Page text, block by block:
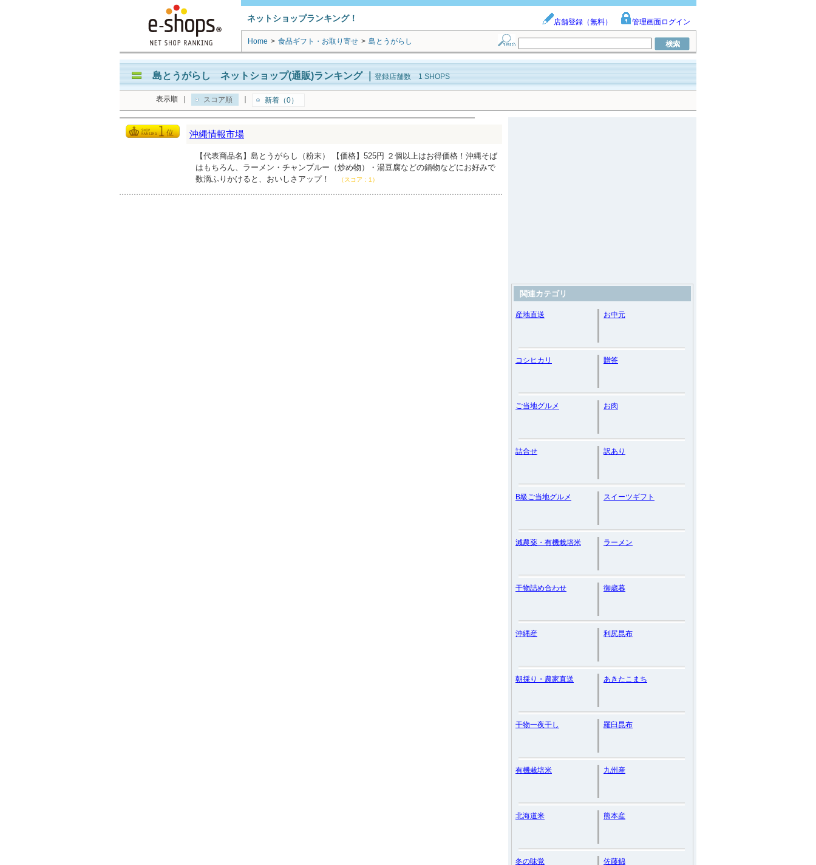
ネットショップランキング！ 店舗登録（無料） 管理画面ログイン
Home > 食品ギフト・お取り寄せ > 島とうがらし
島とうがらし ネットショップ(通販)ランキング｜ 登録店舗数 1 SHOPS
表示順 スコア順 新着（0）
沖縄情報市場
【代表商品名】島とうがらし（粉末） 【価格】525円 ２個以上はお得価格！沖縄そば
はもちろん、ラーメン・チャンプルー（炒め物）・湯豆腐などの鍋物などにお好みで
数滴ふりかけると、おいしさアップ！
（スコア：1）
関連カテゴリ
産地直送 お中元
コシヒカリ 贈答
ご当地グルメ お肉
詰合せ 訳あり
B級ご当地グルメ スイーツギフト
減農薬・有機栽培米 ラーメン
干物詰め合わせ 御歳暮
沖縄産 利尻昆布
朝採り・農家直送 あきたこまち
干物一夜干し 羅臼昆布
有機栽培米 九州産
北海道米 熊本産
冬の味覚 佐藤錦